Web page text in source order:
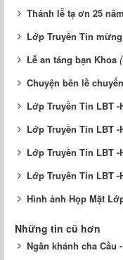
Thánh lễ tạ ơn 25
Lớp Truyền Tin
Lễ an táng bạn Khoa
Chuyện bên lề
Lớp Truyền Tin LBT -
Lớp Truyền Tin LBT -
Lớp Truyền Tin LBT -
Lớp Truyền Tin LBT -
Hình ảnh Họp Mặt
Những tin cũ hơn
Ngân khánh cha Cầu